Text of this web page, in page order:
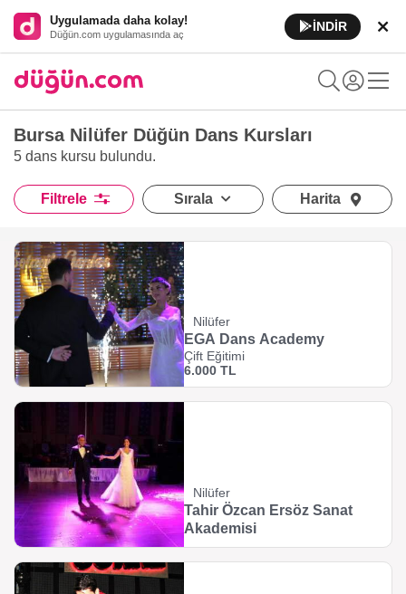
Uygulamada daha kolay!
Düğün.com uygulamasında aç
İNDİR
Bursa Nilüfer Düğün Dans Kursları
5 dans kursu bulundu.
Filtrele Sırala Harita
Nilüfer
EGA Dans Academy
Çift Eğitimi
6.000 TL
Nilüfer
Tahir Özcan Ersöz Sanat
Akademisi